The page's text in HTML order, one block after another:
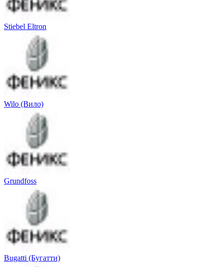
Stiebel Eltron
Wilo (Вило)
Grundfoss
Bugatti (Бугатти)